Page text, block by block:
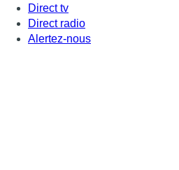
Direct tv
Direct radio
Alertez-nous